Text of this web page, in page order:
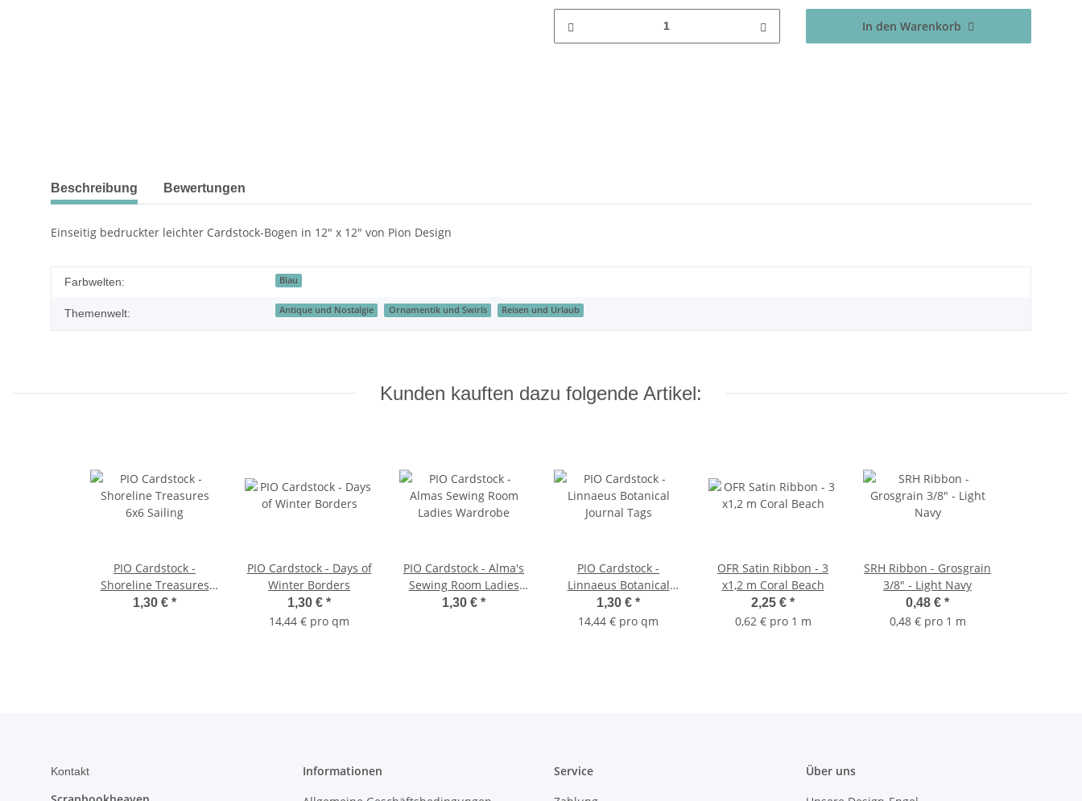
In den Warenkorb
Beschreibung Bewertungen
Einseitig bedruckter leichter Cardstock-Bogen in 12" x 12" von Pion Design
Farbwelten: Blau
Themenwelt: Antique und Nostalgie Ornamentik und Swirls Reisen und Urlaub
Kunden kauften dazu folgende Artikel:
PIO Cardstock -
Shoreline Treasures
6x6 Sailing
1,30 € *
PIO Cardstock - Days of
Winter Borders
1,30 € *
14,44 € pro qm
PIO Cardstock - Alma's
Sewing Room Ladies
Wardrobe
1,30 € *
PIO Cardstock -
Linnaeus Botanical
Journal Tags
1,30 € *
14,44 € pro qm
OFR Satin Ribbon - 3
x1,2 m Coral Beach
2,25 € *
0,62 € pro 1 m
SRH Ribbon - Grosgrain
3/8" - Light Navy
0,48 € *
0,48 € pro 1 m
Kontakt Informationen Service Über uns